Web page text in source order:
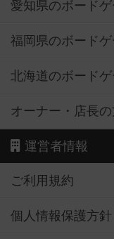
愛知県のボード
福岡県のボード
北海道のボード
オーナー・店長
運営者情報
ご利用規約
個人情報保護方針